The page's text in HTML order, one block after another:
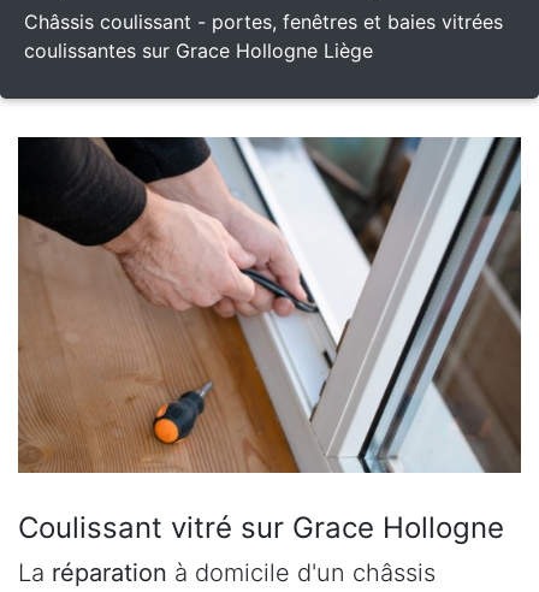
Châssis coulissant - portes, fenêtres et baies vitrées
coulissantes sur Grace Hollogne Liège
Coulissant vitré sur Grace Hollogne
La réparation à domicile d'un châssis